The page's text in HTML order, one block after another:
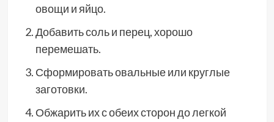
овощи и яйцо.
Добавить соль и перец, хорошо
перемешать.
Сформировать овальные или круглые
заготовки.
Обжарить их с обеих сторон до легкой